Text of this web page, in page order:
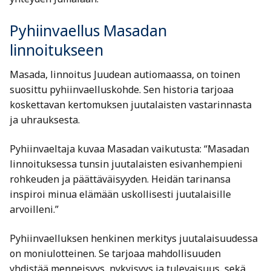
Pyhiinvaellus Masadan
linnoitukseen
Masada, linnoitus Juudean autiomaassa, on toinen
suosittu pyhiinvaelluskohde. Sen historia tarjoaa
koskettavan kertomuksen juutalaisten vastarinnasta
ja uhrauksesta.
Pyhiinvaeltaja kuvaa Masadan vaikutusta: “Masadan
linnoituksessa tunsin juutalaisten esivanhempieni
rohkeuden ja päättäväisyyden. Heidän tarinansa
inspiroi minua elämään uskollisesti juutalaisille
arvoilleni.”
Pyhiinvaelluksen henkinen merkitys juutalaisuudessa
on moniulotteinen. Se tarjoaa mahdollisuuden